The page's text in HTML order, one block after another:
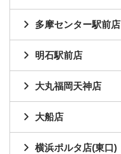
多摩センター駅前店
明石駅前店
大丸福岡天神店
大船店
横浜ポルタ店(東口)